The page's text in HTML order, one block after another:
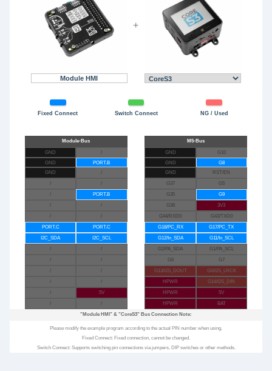
Module HMI
+
Fixed Connect Switch Connect NG / Used
GND
/
GND
PORT.B
GND
/
/
/
/
PORT.B
/
/
/
/
PORT.C
PORT.C
I2C_SDA
I2C_SCL
/
/
/
/
/
/
/
/
/
5V
/
/
GND
G10
GND
G8
GND
RST/EN
G37
G5
G35
G9
G36
3V3
G44/RXD0
G43/TXD0
G18/PC_RX
G17/PC_TX
G12/In_SDA
G11/In_SCL
G2/PA_SDA
G1/PA_SCL
G6
G7
G13/I2S_DOUT
G0/I2S_LRCK
HPWR
G14/I2S_DIN
HPWR
5V
HPWR
BAT
"Module HMI" & "CoreS3" Bus Connection Note:
Please modify the example program according to the actual PIN number when using.
Fixed Connect: Fixed connection, cannot be changed.
Switch Connect: Supports switching pin connections via jumpers, DIP switches or other methods.